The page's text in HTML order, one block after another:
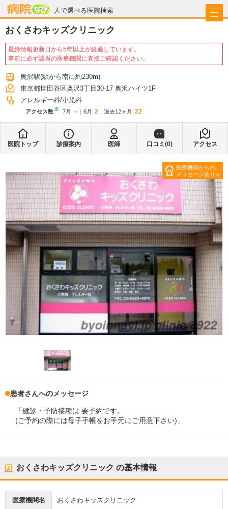
人で選べる医院検索
病院なび
おくさわキッズクリニック
最終情報更新日から5年以上が経過しています。
事前に必ず該当の医療機関に直接ご確認ください。
奥沢駅(駅から南に約230m)
東京都世田谷区奥沢3丁目30-17 奥沢ハイツ1F
アレルギー科 小児科
アクセス数※ 7月 : -- 6月 : 2 過去12ヶ月: 22
医院トップ 診療案内 医師 口コミ(0) アクセス
医療機関からの
メッセージあり
患者さんへのメッセージ
「健診・予防接種は 要予約です。
(ご予約の際には母子手帳をお手元にご用意下さい)」
おくさわキッズクリニック の基本情報
医療機関名 おくさわキッズクリニック